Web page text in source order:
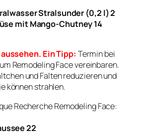
Stralsunder (0,2 l) 2
mit Mango-Chutney 14
Ein Tipp: Termin bei
Remodeling Face vereinbaren.
und Falten reduzieren und
können strahlen.
Recherche Remodeling Face:
22